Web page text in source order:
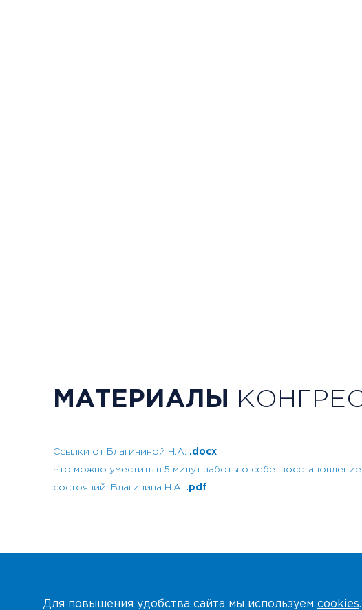
МАТЕРИАЛЫ
Ссылки от Благининой Н.А. .docx
Что можно уместить в 5 минут заботы о себе:
состояний. Благинина Н.А. .pdf
Для повышения удобства сайта мы используем cookies